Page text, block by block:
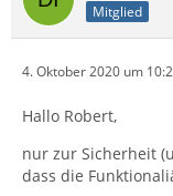
Mitglied
4. Oktober 2020 um
Hallo Robert,
nur zur Sicherheit
dass die